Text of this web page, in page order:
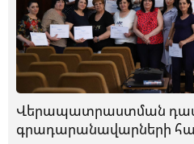
Վերապատրաստման
գրադարանավարների